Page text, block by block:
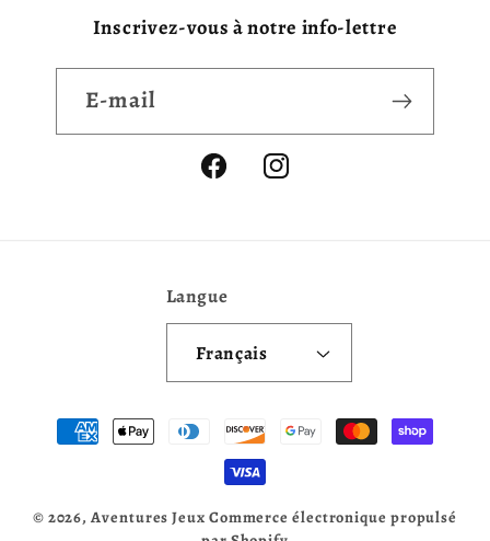
Inscrivez-vous à notre info-lettre
E-mail
FacebookInstagram
Langue
Français
Moyens
de
© 2026,Aventures Jeux Commerce électronique propulsé